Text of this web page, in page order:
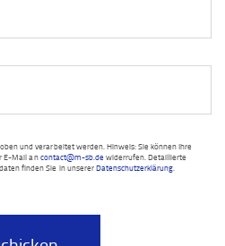
und verarbeitet werden. Hinweis: Sie können Ihre
E-Mail ancontact@m-sb.dewiderrufen. Detaillierte
finden Sie in unsererDatenschutzerklärung.